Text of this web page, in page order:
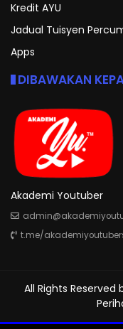
Kredit AYU
Jadual Tuisyen
Apps
DIBAWAKAN
Akademi Youtuber
t.me/
All Rights Reserved